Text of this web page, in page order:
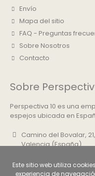
Envío
Mapa del sitio
FAQ - Preguntas
Sobre Nosotros
Contacto
Sobre
Perspectiva 10 es una
espejos ubicada en
Camino del Bovalar,
Valencia (España)
Este sitio web utiliza
experiencia de